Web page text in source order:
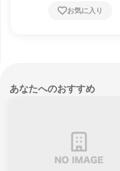
お気に入り
あなたへのおすすめ